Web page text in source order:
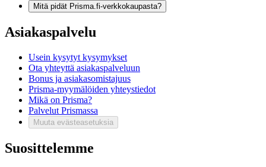
Mitä pidät Prisma.fi-verkkokaupasta?
Asiakaspalvelu
Usein kysytyt kysymykset
Ota yhteyttä asiakaspalveluun
Bonus ja asiakasomistajuus
Prisma-myymälöiden yhteystiedot
Mikä on Prisma?
Palvelut Prismassa
Muuta evästeasetuksia
Suosittelemme